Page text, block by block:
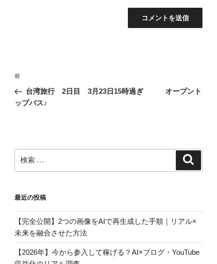
投
ナ
シ
ョ
過
去
の
前
台湾旅行 2日目 3月23日15時過ぎ オープント
ップバス♪
検
索:
最近の投稿
【完全公開】2つの画像をAIで再生成した手順｜リアル×
未来を融合させた方法
【2026年】今から参入して稼げる？AI×ブログ・YouTube